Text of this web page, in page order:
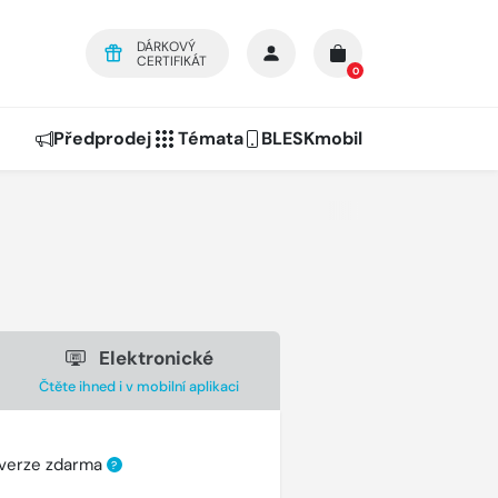
DÁRKOVÝ
CERTIFIKÁT
0
Předprodej Témata BLESKmobil
Elektronické
Čtěte ihned i v mobilní aplikaci
zdarma ?